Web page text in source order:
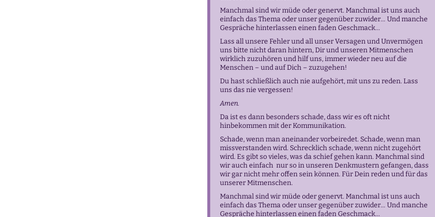
Manchmal sind wir müde oder genervt. Manchmal ist uns auch
einfach das Thema oder unser gegenüber zuwider… Und manche
Gespräche hinterlassen einen faden Geschmack…
Lass all unsere Fehler und all unser Versagen und Unvermögen
uns bitte nicht daran hintern, Dir und unseren Mitmenschen
wirklich zuzuhören und hilf uns, immer wieder neu auf die
Menschen – und auf Dich – zuzugehen!
Du hast schließlich auch nie aufgehört, mit uns zu reden. Lass
uns das nie vergessen!
Amen.
Da ist es dann besonders schade, dass wir es oft nicht
hinbekommen mit der Kommunikation.
Schade, wenn man aneinander vorbeiredet. Schade, wenn man
missverstanden wird. Schrecklich schade, wenn nicht zugehört
wird. Es gibt so vieles, was da schief gehen kann. Manchmal sind
wir auch einfach nur so in unseren Denkmustern gefangen, dass
wir gar nicht mehr offen sein können. Für Dein reden und für das
unserer Mitmenschen.
Manchmal sind wir müde oder genervt. Manchmal ist uns auch
einfach das Thema oder unser gegenüber zuwider… Und manche
Gespräche hinterlassen einen faden Geschmack…